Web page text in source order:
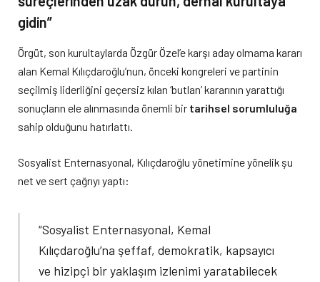
gidin”
Örgüt, son kurultaylarda Özgür Özel’e karşı aday olmama kararı
alan Kemal Kılıçdaroğlu’nun, önceki kongreleri ve partinin
seçilmiş liderliğini geçersiz kılan ‘butlan’ kararının yarattığı
sonuçların ele alınmasında önemli bir tarihsel sorumluluğa
sahip olduğunu hatırlattı.
Sosyalist Enternasyonal, Kılıçdaroğlu yönetimine yönelik şu
net ve sert çağrıyı yaptı:
“Sosyalist Enternasyonal, Kemal
Kılıçdaroğlu’na şeffaf, demokratik, kapsayıcı
ve hizipçi bir yaklaşım izlenimi yaratabilecek